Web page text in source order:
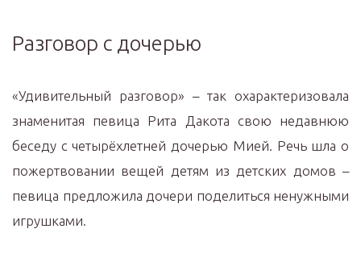
Разговор с дочерью
«Удивительный разговор» – так охарактеризовала
знаменитая певица Рита Дакота свою недавнюю
беседу с четырёхлетней дочерью Мией. Речь шла о
пожертвовании вещей детям из детских домов –
певица предложила дочери поделиться ненужными
игрушками.